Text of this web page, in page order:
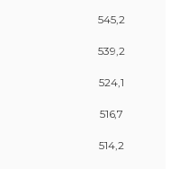
545,2
539,2
524,1
516,7
514,2